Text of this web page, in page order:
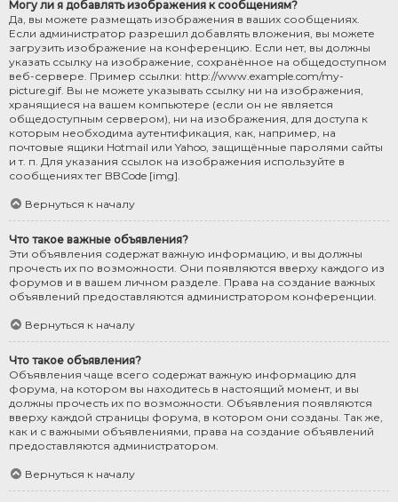
Могу ли я добавлять изображения к сообщениям?
Да, вы можете размещать изображения в ваших сообщениях.
Если администратор разрешил добавлять вложения, вы можете
загрузить изображение на конференцию. Если нет, вы должны
указать ссылку на изображение, сохранённое на общедоступном
веб-сервере. Пример ссылки: http://www.example.com/my-
picture.gif. Вы не можете указывать ссылку ни на изображения,
хранящиеся на вашем компьютере (если он не является
общедоступным сервером), ни на изображения, для доступа к
которым необходима аутентификация, как, например, на
почтовые ящики Hotmail или Yahoo, защищённые паролями сайты
и т. п. Для указания ссылок на изображения используйте в
сообщениях тег BBCode [img].
Вернуться к началу
Что такое важные объявления?
Эти объявления содержат важную информацию, и вы должны
прочесть их по возможности. Они появляются вверху каждого из
форумов и в вашем личном разделе. Права на создание важных
объявлений предоставляются администратором конференции.
Вернуться к началу
Что такое объявления?
Объявления чаще всего содержат важную информацию для
форума, на котором вы находитесь в настоящий момент, и вы
должны прочесть их по возможности. Объявления появляются
вверху каждой страницы форума, в котором они созданы. Так же,
как и с важными объявлениями, права на создание объявлений
предоставляются администратором.
Вернуться к началу